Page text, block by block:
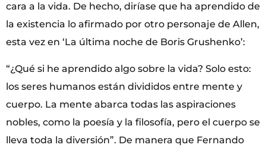
cara a la vida. De hecho, diríase que ha aprendido de
la existencia lo afirmado por otro personaje de Allen,
esta vez en ‘La última noche de Boris Grushenko’:
“¿Qué si he aprendido algo sobre la vida? Solo esto:
los seres humanos están divididos entre mente y
cuerpo. La mente abarca todas las aspiraciones
nobles, como la poesía y la filosofía, pero el cuerpo se
lleva toda la diversión”. De manera que Fernando